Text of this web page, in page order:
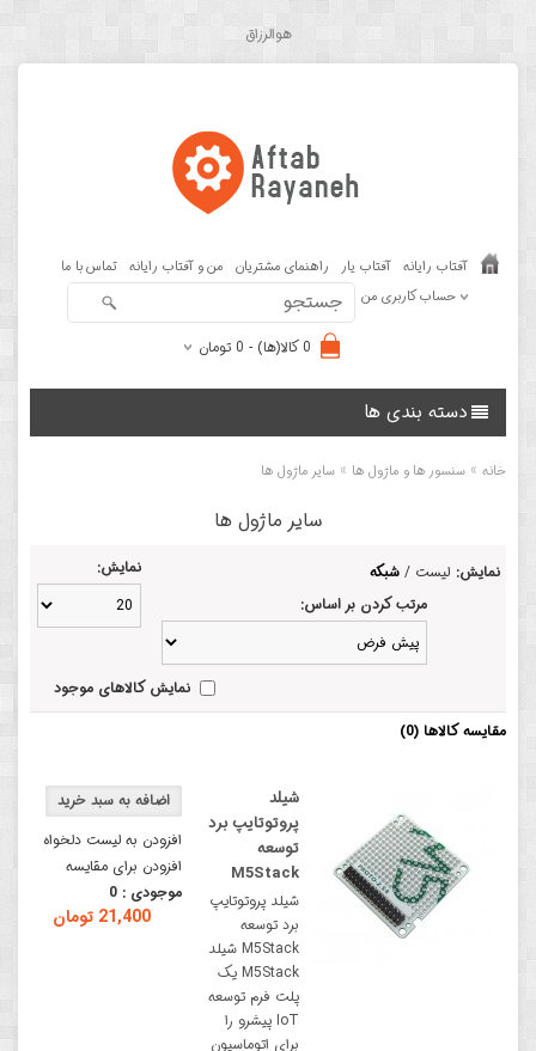
هوالرزاق
آفتاب رایانه آفتاب یار راهنمای مشتریان من و آفتاب رایانه تماس با ما
حساب کاربری من
0 کالا(ها) - 0 تومان
دسته بندی ها
خانه » سنسور ها و ماژول ها » سایر ماژول ها
سایر ماژول ها
نمایش: لیست / شبکه
نمایش:
مرتب کردن بر اساس:
نمایش کالاهای موجود
مقایسه کالاها (0)
افزودن به لیست دلخواه
افزودن برای مقایسه
موجودی : 0
21,400 تومان
شیلد
پروتوتایپ برد
توسعه
M5Stack
شیلد پروتوتایپ
برد توسعه
M5Stack شیلد
M5Stack یک
پلت فرم توسعه
IoT پیشرو را
برای اتوماسیون